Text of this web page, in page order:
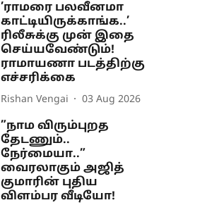
’ராமரை பலவீனமா
காட்டியிருக்காங்க..’
ரிலீசுக்கு முன் இதை
செய்யவேண்டும்!
ராமாயணா படத்திற்கு
எச்சரிக்கை
Rishan Vengai 03 Aug 2026
”நாம விரும்புறத
தேடணும்..
நேர்மையா..”
வைரலாகும் அஜித்
குமாரின் புதிய
விளம்பர வீடியோ!